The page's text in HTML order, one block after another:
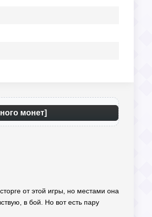
монет]
от этой игры, но местами она
в бой. Но вот есть пару